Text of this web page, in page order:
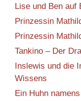
Lise und Ben auf
Prinzessin
Prinzessin
Tankino – Der
Inslewis und die
Wissens
Ein Huhn